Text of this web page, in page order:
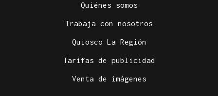
Quiénes somos
Trabaja con nosotros
Quiosco La Región
Tarifas de publicidad
Venta de imágenes